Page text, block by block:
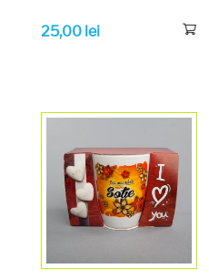
25,00 lei